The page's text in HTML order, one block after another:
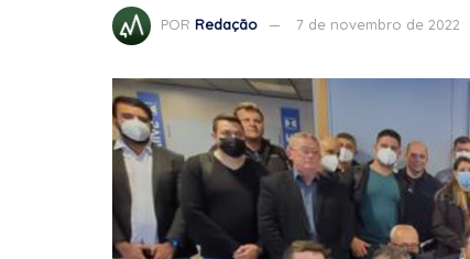
POR Redação 7 de novembro de 2022